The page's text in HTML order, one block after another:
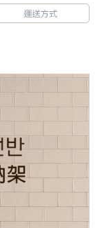
運送方式